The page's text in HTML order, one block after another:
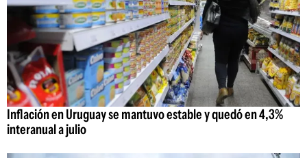
Inflación en Uruguay se mantuvo estable y quedó en 4,3%
interanual a julio